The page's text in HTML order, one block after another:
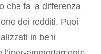
che fa la differenza
dei redditi. Puoi
in beni